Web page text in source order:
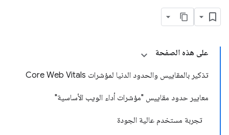
على هذه الصفحة
تذكير بالمقاييس والحدود الدنيا لمؤشرات Core Web Vitals
معايير حدود مقاييس "مؤشرات أداء الويب الأساسية"
تجربة مستخدم عالية الجودة